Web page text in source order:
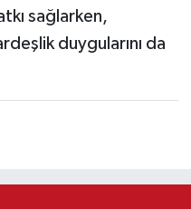
sağlarken,
duygularını da